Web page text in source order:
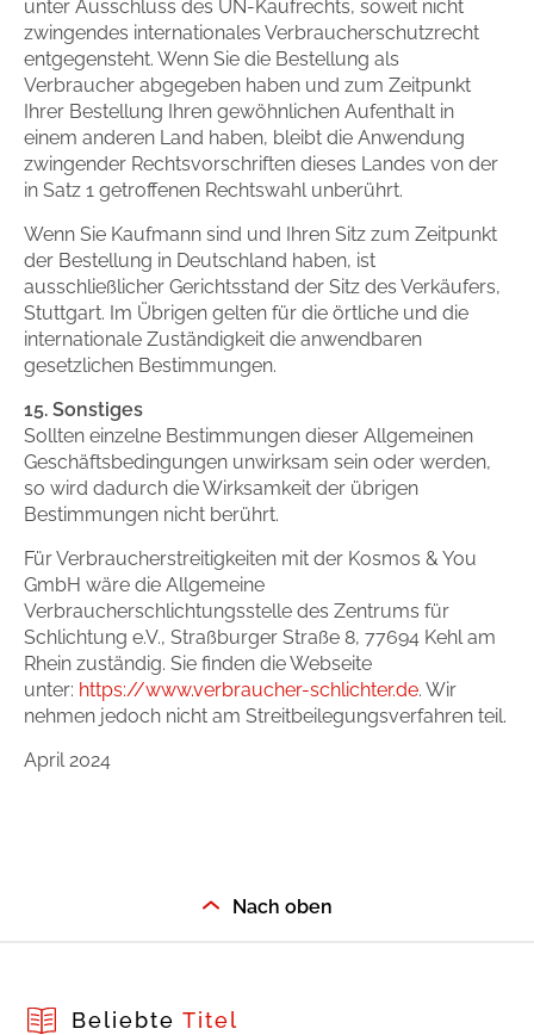
unter Ausschluss des UN-Kaufrechts, soweit nicht
zwingendes internationales Verbraucherschutzrecht
entgegensteht. Wenn Sie die Bestellung als
Verbraucher abgegeben haben und zum Zeitpunkt
Ihrer Bestellung Ihren gewöhnlichen Aufenthalt in
einem anderen Land haben, bleibt die Anwendung
zwingender Rechtsvorschriften dieses Landes von der
in Satz 1 getroffenen Rechtswahl unberührt.
Wenn Sie Kaufmann sind und Ihren Sitz zum Zeitpunkt
der Bestellung in Deutschland haben, ist
ausschließlicher Gerichtsstand der Sitz des Verkäufers,
Stuttgart. Im Übrigen gelten für die örtliche und die
internationale Zuständigkeit die anwendbaren
gesetzlichen Bestimmungen.
15. Sonstiges
Sollten einzelne Bestimmungen dieser Allgemeinen
Geschäftsbedingungen unwirksam sein oder werden,
so wird dadurch die Wirksamkeit der übrigen
Bestimmungen nicht berührt.
Für Verbraucherstreitigkeiten mit der Kosmos & You
GmbH wäre die Allgemeine
Verbraucherschlichtungsstelle des Zentrums für
Schlichtung e.V., Straßburger Straße 8, 77694 Kehl am
Rhein zuständig. Sie finden die Webseite
unter: https://www.verbraucher-schlichter.de. Wir
nehmen jedoch nicht am Streitbeilegungsverfahren teil.
April 2024
Nach oben
Beliebte Titel